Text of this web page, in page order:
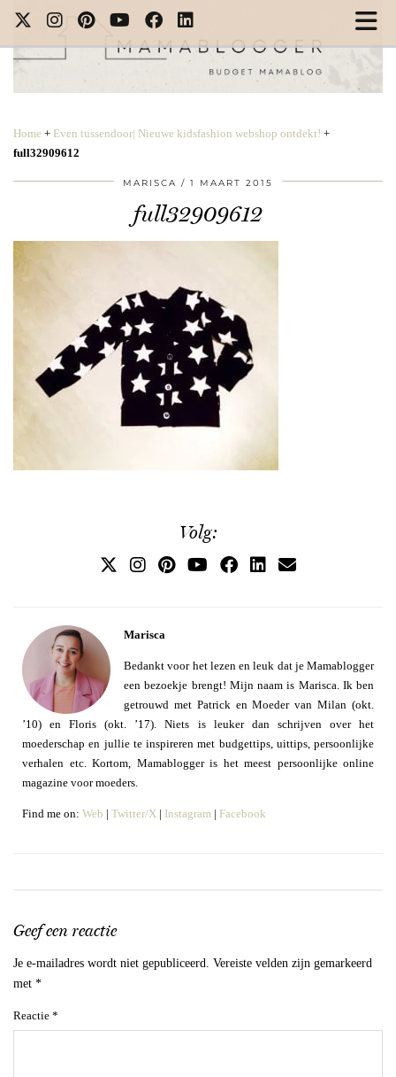
Home + Even tussendoor| Nieuwe kidsfashion webshop ontdekt! +
full32909612
MARISCA 1 MAART 2015
full32909612
Volg:
Marisca
Bedankt voor het lezen en leuk dat je Mamablogger
een bezoekje brengt! Mijn naam is Marisca. Ik ben
getrouwd met Patrick en Moeder van Milan (okt.
’10) en Floris (okt. ’17). Niets is leuker dan schrijven over het
moederschap en jullie te inspireren met budgettips, uittips, persoonlijke
verhalen etc. Kortom, Mamablogger is het meest persoonlijke online
magazine voor moeders.
Find me on: Web | Twitter/X | Instagram | Facebook
Geef een reactie
Je e-mailadres wordt niet gepubliceerd. Vereiste velden zijn gemarkeerd
met *
Reactie *